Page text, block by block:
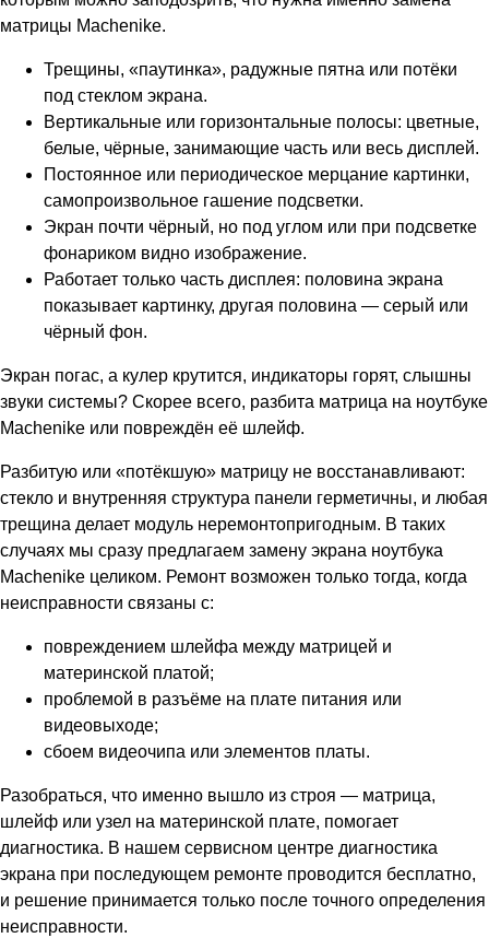
матрицы Machenike.
Трещины, «паутинка», радужные пятна или потёки
под стеклом экрана.
Вертикальные или горизонтальные полосы: цветные,
белые, чёрные, занимающие часть или весь дисплей.
Постоянное или периодическое мерцание картинки,
самопроизвольное гашение подсветки.
Экран почти чёрный, но под углом или при подсветке
фонариком видно изображение.
Работает только часть дисплея: половина экрана
показывает картинку, другая половина — серый или
чёрный фон.
Экран погас, а кулер крутится, индикаторы горят, слышны
звуки системы? Скорее всего, разбита матрица на ноутбуке
Machenike или повреждён её шлейф.
Разбитую или «потёкшую» матрицу не восстанавливают:
стекло и внутренняя структура панели герметичны, и любая
трещина делает модуль неремонтопригодным. В таких
случаях мы сразу предлагаем замену экрана ноутбука
Machenike целиком. Ремонт возможен только тогда, когда
неисправности связаны с:
повреждением шлейфа между матрицей и
материнской платой;
проблемой в разъёме на плате питания или
видеовыходе;
сбоем видеочипа или элементов платы.
Разобраться, что именно вышло из строя — матрица,
шлейф или узел на материнской плате, помогает
диагностика. В нашем сервисном центре диагностика
экрана при последующем ремонте проводится бесплатно,
и решение принимается только после точного определения
неисправности.